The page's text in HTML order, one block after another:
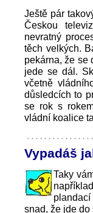
Ještě pár
Českou
nevratný
těch velkých.
pekárna, že se
jede se dál.
včetně
důsledcích to
se rok s
vládní koalice
Vypadáš
Taky
plandací
snad, že jde